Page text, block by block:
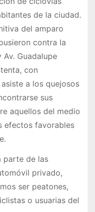
de la ciudad.
del amparo
contra la
Guadalupe
con
a los quejosos
sus
aquellos del medio
efectos favorables
parte de las
privado,
ser peatones,
o usuarias del